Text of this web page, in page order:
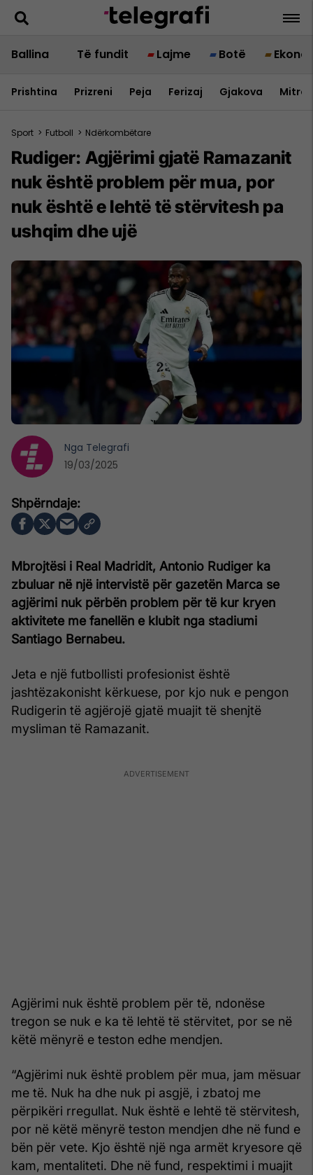
Ballina Të fundit Lajme Botë
Prishtina Prizreni Peja Ferizaj Gjakova
Sport > Futboll > Ndërkombëtare
Rudiger: Agjërimi gjatë Ramazanit
nuk është problem për mua, por
nuk është e lehtë të stërvitesh pa
ushqim dhe ujë
Mbrojtësi i Real Madridit, Antonio Rudiger ka
zbuluar në një intervistë për gazetën Marca se
agjërimi nuk përbën problem për të kur kryen
aktivitete me fanellën e klubit nga stadiumi
Santiago Bernabeu.
Jeta e një futbollisti profesionist është
jashtëzakonisht kërkuese, por kjo nuk e pengon
Rudigerin të agjërojë gjatë muajit të shenjtë
mysliman të Ramazanit.
Agjërimi nuk është problem për të, ndonëse
tregon se nuk e ka të lehtë të stërvitet, por se në
këtë mënyrë e teston edhe mendjen.
“Agjërimi nuk është problem për mua, jam mësuar
me të. Nuk ha dhe nuk pi asgjë, i zbatoj me
përpikëri rregullat. Nuk është e lehtë të stërvitesh,
por në këtë mënyrë teston mendjen dhe në fund e
bën për vete. Kjo është një nga armët kryesore që
kam, mentaliteti. Dhe në fund, respektimi i muajit
Nga Telegrafi
19/03/2025